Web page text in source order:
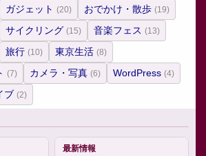
ガジェット (20) おでかけ・散歩 (19)
サイクリング (15) 音楽フェス (13)
旅行 (10) 東京生活 (8)
(7) カメラ・写真 (6) WordPress (4)
ブ (2)
最新情報